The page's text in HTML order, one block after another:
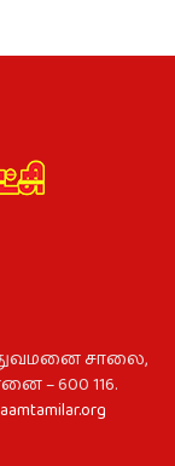
சாலை,
– 600 116.